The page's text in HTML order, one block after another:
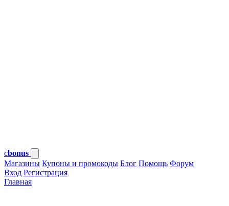
cbonus
Магазины Купоны и промокоды Блог Помощь Форум
Вход Регистрация
Главная